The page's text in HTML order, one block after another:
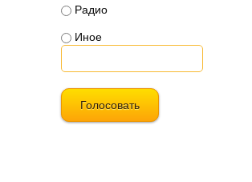
Радио
Иное
Голосовать